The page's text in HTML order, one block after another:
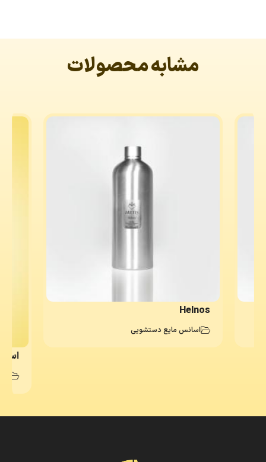
مشابه محصولات
Helnos
اسانس مایع دستشویی